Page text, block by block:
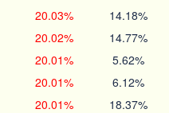
20.03% 14.18%
20.02% 14.77%
20.01% 5.62%
20.01% 6.12%
20.01% 18.37%